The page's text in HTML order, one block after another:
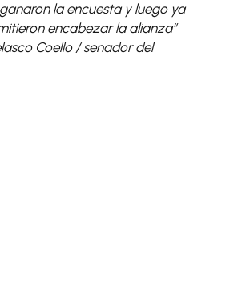
la encuesta y luego ya
encabezar la alianza”
Coello / senador del